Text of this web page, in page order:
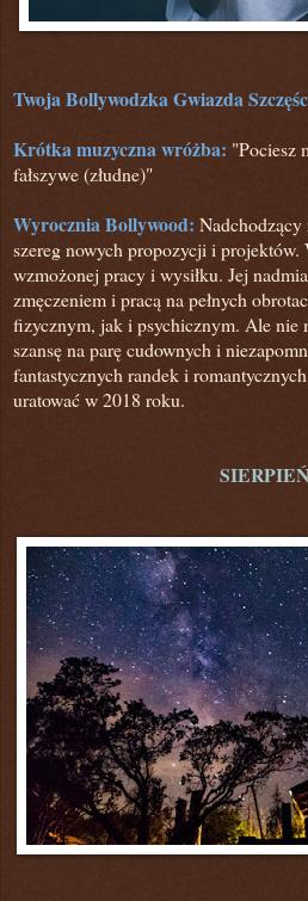
Twoja Bollywodzka Gwiazda
Krótka muzyczna wróżba: "Pociesz
fałszywe (złudne)"
Wyrocznia Bollywood: Nadchodzący
szereg nowych propozycji i
wzmożonej pracy i wysiłku. Jej
zmęczeniem i pracą na pełnych
fizycznym, jak i psychicznym. Ale nie
szansę na parę cudownych i
fantastycznych randek i
uratować w 2018 roku.